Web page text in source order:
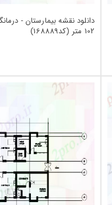
102 متر (کد168889)